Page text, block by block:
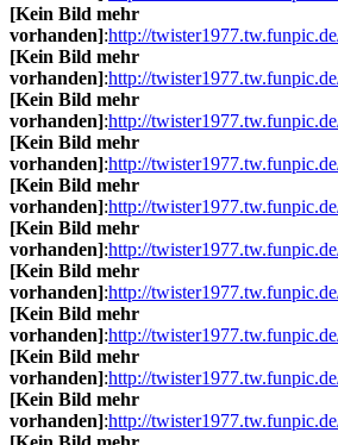
[Kein Bild mehr
vorhanden]:http://
[Kein Bild mehr
vorhanden]:http://
[Kein Bild mehr
vorhanden]:http://
[Kein Bild mehr
vorhanden]:http://
[Kein Bild mehr
vorhanden]:http://
[Kein Bild mehr
vorhanden]:http://
[Kein Bild mehr
vorhanden]:http://
[Kein Bild mehr
vorhanden]:http://
[Kein Bild mehr
vorhanden]:http://
[Kein Bild mehr
vorhanden]:http://